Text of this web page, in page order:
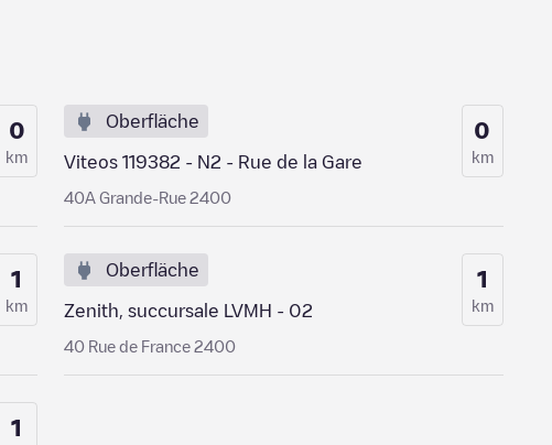
0
km
Oberfläche
Viteos 119382 - N2 - Rue de la Gare
40A Grande-Rue 2400
0
km
1
km
Oberfläche
Zenith, succursale LVMH - 02
40 Rue de France 2400
1
km
1